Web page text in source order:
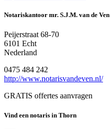
Notariskantoor mr. S.J.M. van de Ven
Peijerstraat 68-70
6101 Echt
Nederland
0475 484 242
http://www.notarisvandeven.nl/
GRATIS offertes aanvragen
Vind een notaris in Thorn